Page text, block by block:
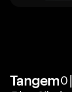
Tangem